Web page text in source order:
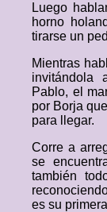
Luego
horno
tirarse un
Mientras
invitándola
Pablo, el
por Borja
para llegar.
Corre a
se
también
es su